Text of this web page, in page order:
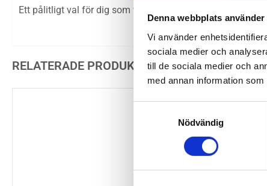
Denna webbplats
Vi använder
sociala medier och
till de sociala medier och
med annan information
Nödvändig
Ett pålitligt val för dig som vill ha en rejäl vagn med hög
RELATERADE PRODUKTER